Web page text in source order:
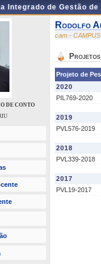
Integrado de Gestão
DE CONTO
Rodolfo
cam -
Projetos
Projeto de
2020
PIL769-2020
2019
PVL576-2019
2018
PVL339-2018
2017
PVL19-2017